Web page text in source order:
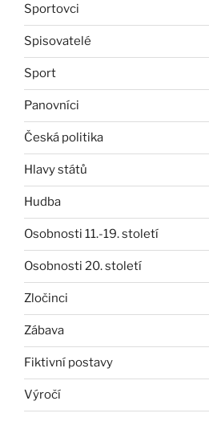
Sportovci
Spisovatelé
Sport
Panovníci
Česká politika
Hlavy států
Hudba
Osobnosti 11.-19. století
Osobnosti 20. století
Zločinci
Zábava
Fiktivní postavy
Výročí